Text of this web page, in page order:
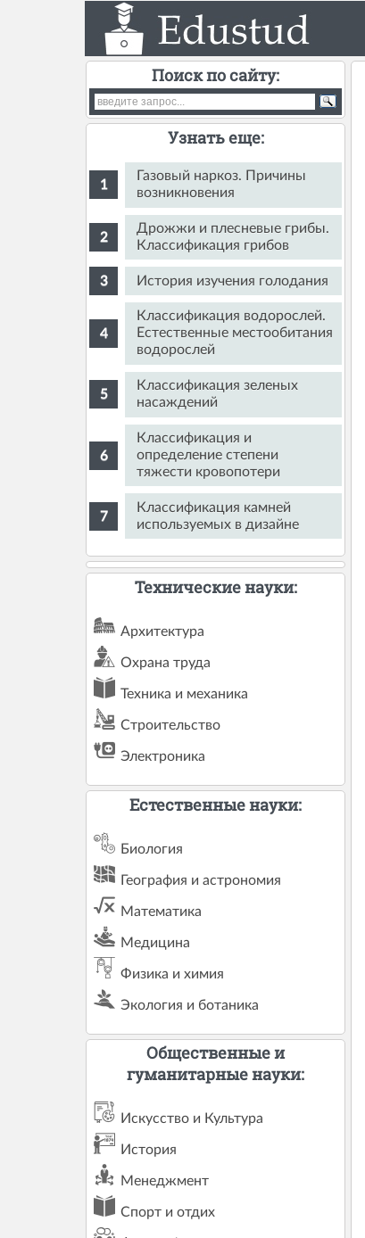
Поиск по сайту:
Узнать еще:
Газовый наркоз. Причины
возникновения
Дрожжи и плесневые грибы.
Классификация грибов
История изучения голодания
Классификация водорослей.
Естественные местообитания
водорослей
Классификация зеленых
насаждений
Классификация и
определение степени
тяжести кровопотери
Классификация камней
используемых в дизайне
Технические науки:
Архитектура
Охрана труда
Техника и механика
Строительство
Электроника
Естественные науки:
Биология
География и астрономия
Математика
Медицина
Физика и химия
Экология и ботаника
Общественные и
гуманитарные науки:
Искусство и Культура
История
Менеджмент
Спорт и отдих